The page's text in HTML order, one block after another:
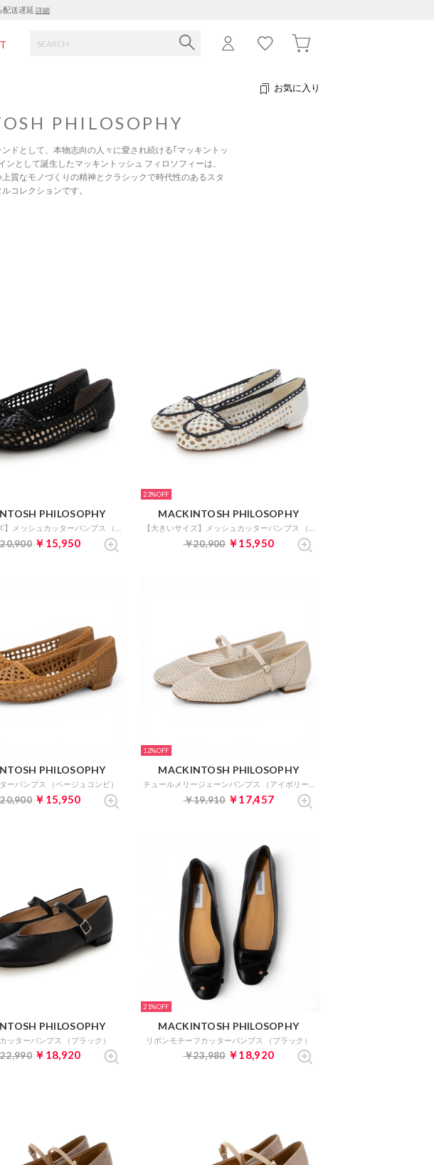
配送遅延 詳細
お気に入り
PHILOSOPHY
ドとして、本物志向の人々に愛され続ける｢マッキントッ
ンとして誕生したマッキントッシュ フィロソフィーは、
質なモノづくりの精神とクラシックで時代性のあるスタ
コレクションです。
PHILOSOPHY
￥15,950
23%
MACKINTOSH PHILOSOPHY
￥20,900 ￥15,950
PHILOSOPHY
ーパンプス （ベージュコンビ）
￥15,950
12%
MACKINTOSH PHILOSOPHY
￥19,910 ￥17,457
PHILOSOPHY
ッターパンプス （ブラック）
￥18,920
21%
MACKINTOSH PHILOSOPHY
リボンモチーフカッターパンプス （ブラック）
￥23,980 ￥18,920